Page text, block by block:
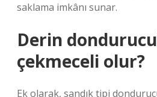
saklama imkânı sunar.
Derin
çekmeceli olur?
Ek olarak, sandık tipi